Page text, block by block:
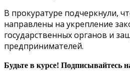
В прокуратуре подчеркнули,
направлены на укрепление
государственных органов и
предпринимателей.
Будьте в курсе! Подписывайтесь